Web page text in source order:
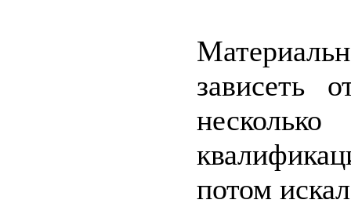
зависеть
потом